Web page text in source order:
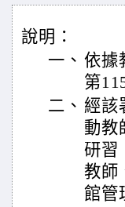
說明：
一、 依據
第
二、 經該
動教
研習
教師
館管